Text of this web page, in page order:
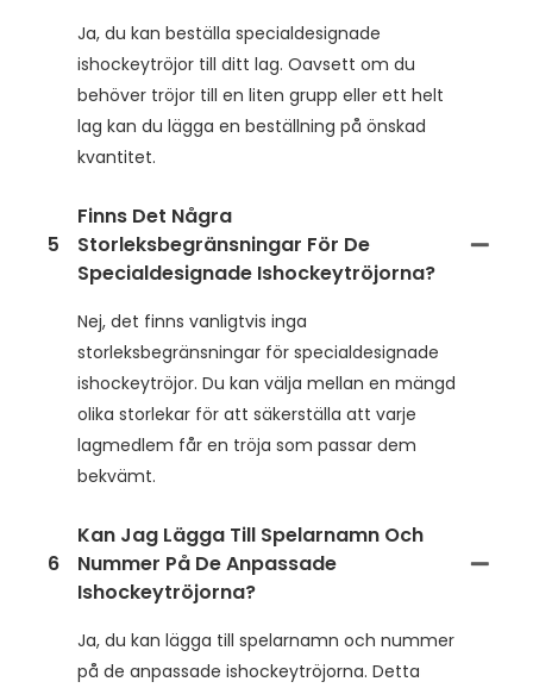
Ja, du kan beställa specialdesignade
ishockeytröjor till ditt lag. Oavsett om du
behöver tröjor till en liten grupp eller ett helt
lag kan du lägga en beställning på önskad
kvantitet.
5
Finns Det Några
Storleksbegränsningar För De
Specialdesignade Ishockeytröjorna?
Nej, det finns vanligtvis inga
storleksbegränsningar för specialdesignade
ishockeytröjor. Du kan välja mellan en mängd
olika storlekar för att säkerställa att varje
lagmedlem får en tröja som passar dem
bekvämt.
6
Kan Jag Lägga Till Spelarnamn Och
Nummer På De Anpassade
Ishockeytröjorna?
Ja, du kan lägga till spelarnamn och nummer
på de anpassade ishockeytröjorna. Detta